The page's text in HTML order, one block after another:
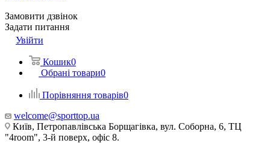
Замовити дзвінок
Задати питання
Увійти
Кошик0
Обрані товари0
Порівняння товарів0
welcome@sporttop.ua
Київ, Петропавлівська Борщагівка, вул. Соборна, 6, ТЦ
"4room", 3-й поверх, офіс 8.